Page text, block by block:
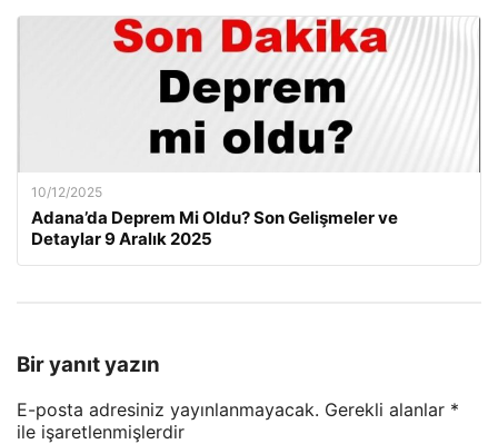
10/12/2025
Adana’da Deprem Mi Oldu? Son Gelişmeler ve
Detaylar 9 Aralık 2025
Bir yanıt yazın
E-posta adresiniz yayınlanmayacak. Gerekli alanlar *
ile işaretlenmişlerdir